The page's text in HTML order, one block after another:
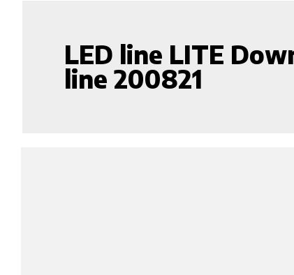
LED line LITE
line 200821